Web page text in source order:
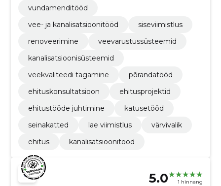
vundamenditööd
vee- ja kanalisatsioonitööd
siseviimistlus
renoveerimine
veevarustussüsteemid
kanalisatsioonisüsteemid
veekvaliteedi tagamine
põrandatööd
ehituskonsultatsioon
ehitusprojektid
ehitustööde juhtimine
katusetööd
seinakatted
lae viimistlus
värvivalik
ehitus
kanalisatsioonitööd
5.0 1 hinnang